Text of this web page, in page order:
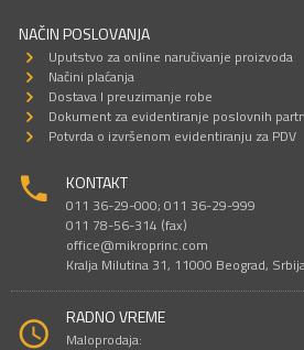
NAČIN POSLOVANJA
Uputstvo za online naručivanje proizvoda
Načini plaćanja
Dostava I preuzimanje robe
Dokument za evidentiranje poslovnih
Potvrda o izvršenom evidentiranju za PDV
KONTAKT
011 36-29-000; 011 36-29-999
011 78-56-314 (fax)
office@mikroprinc.com
Kralja Milutina 31, 11000 Beograd,
RADNO VREME
Maloprodaja: